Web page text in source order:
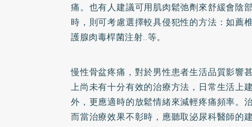
痛。也有人建議可用肌肉鬆弛劑來舒緩會陰
時，則可考慮選擇較具侵犯性的方法：如薦
護腺肉毒桿菌注射…等。
慢性骨盆疼痛，對於男性患者生活品質影響
上尚未有十分有效的治療方法，日常生活上
外，更應適時的放鬆情緒來減輕疼痛頻率。
而當治療效果不彰時，應聽取泌尿科醫師的